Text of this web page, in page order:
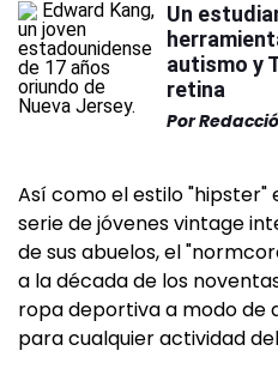
Un
autismo y
retina
Por
Así como el estilo "hipster"
serie de jóvenes vintage
de sus abuelos, el
a la década de los
ropa deportiva a modo de
para cualquier actividad